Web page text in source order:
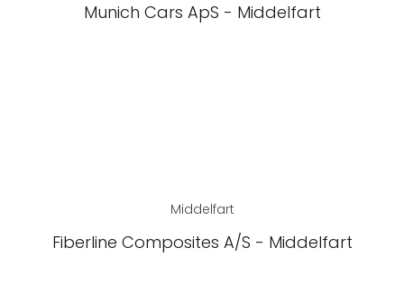
Munich Cars ApS - Middelfart
Middelfart
Fiberline Composites A/S - Middelfart